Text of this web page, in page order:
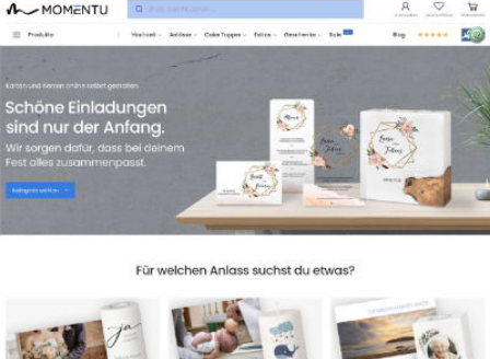
MOMENTU